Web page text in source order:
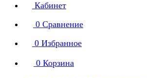
Кабинет
0 Сравнение
0 Избранное
0 Корзина